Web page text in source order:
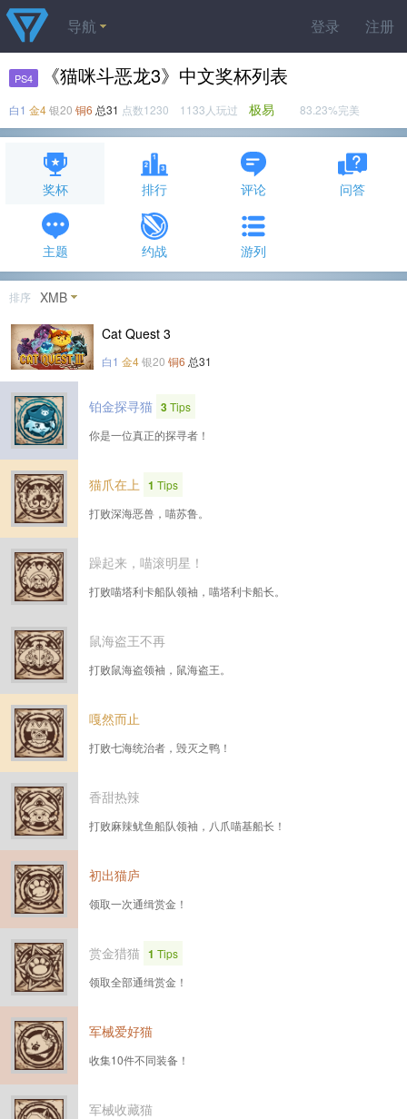
登录 注册
导航
PS4 《猫咪斗恶龙3》中文奖杯列表
白1 金4银20 铜6 总31 点数1230 1133人玩过 极易 83.23%完美
奖杯 排行 评论 问答
主题 约战 游列
排序 XMB
Cat Quest 3
白1 金4银20 铜6 总31
铂金探寻猫 3Tips
你是一位真正的探寻者！
猫爪在上 1 Tips
打败深海恶兽，喵苏鲁。
躁起来，喵滚明星！
打败喵塔利卡船队领袖，喵塔利卡船长。
鼠海盗王不再
打败鼠海盗领袖，鼠海盗王。
嘎然而止
打败七海统治者，毁灭之鸭！
香甜热辣
打败麻辣鱿鱼船队领袖，八爪喵基船长！
初出猫庐
领取一次通缉赏金！
赏金猎猫 1 Tips
领取全部通缉赏金！
军械爱好猫
收集10件不同装备！
军械收藏猫